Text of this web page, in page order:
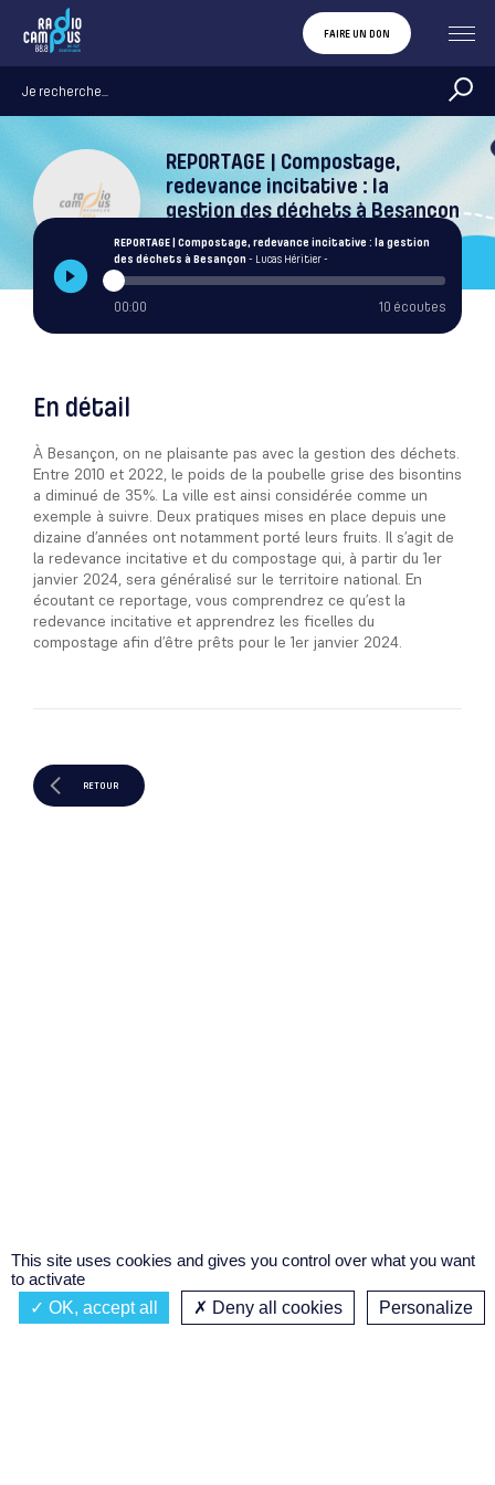
FAIRE UN DON
Émission à l'antenne
REPORTAGE | Compostage,
redevance incitative : la
gestion des déchets à Besançon
REPORTAGE | Compostage, redevance incitative : la gestion
des déchets à Besançon - Lucas Héritier -
00:00 10 écoutes
En détail
À Besançon, on ne plaisante pas avec la gestion des déchets.
Entre 2010 et 2022, le poids de la poubelle grise des bisontins
a diminué de 35%. La ville est ainsi considérée comme un
exemple à suivre. Deux pratiques mises en place depuis une
dizaine d’années ont notamment porté leurs fruits. Il s’agit de
la redevance incitative et du compostage qui, à partir du 1er
janvier 2024, sera généralisé sur le territoire national. En
écoutant ce reportage, vous comprendrez ce qu’est la
redevance incitative et apprendrez les ficelles du
compostage afin d’être prêts pour le 1er janvier 2024.
RETOUR
Actualités À propos
This site uses cookies and gives you control over what you want
to activate
OK, accept all
Deny all cookies
Personalize